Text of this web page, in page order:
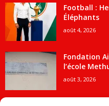
Football :
Éléphants
août 4, 2026
Fondation
l’école
août 3, 2026